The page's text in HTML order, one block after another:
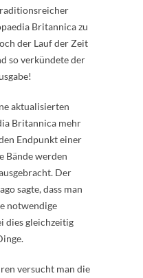
Britannica zu
der Lauf der Zeit
so verkündete der
aktualisierten
Britannica mehr
Endpunkt einer
Bände werden
Der
sagte, dass man
notwendige
dies gleichzeitig
versucht man die